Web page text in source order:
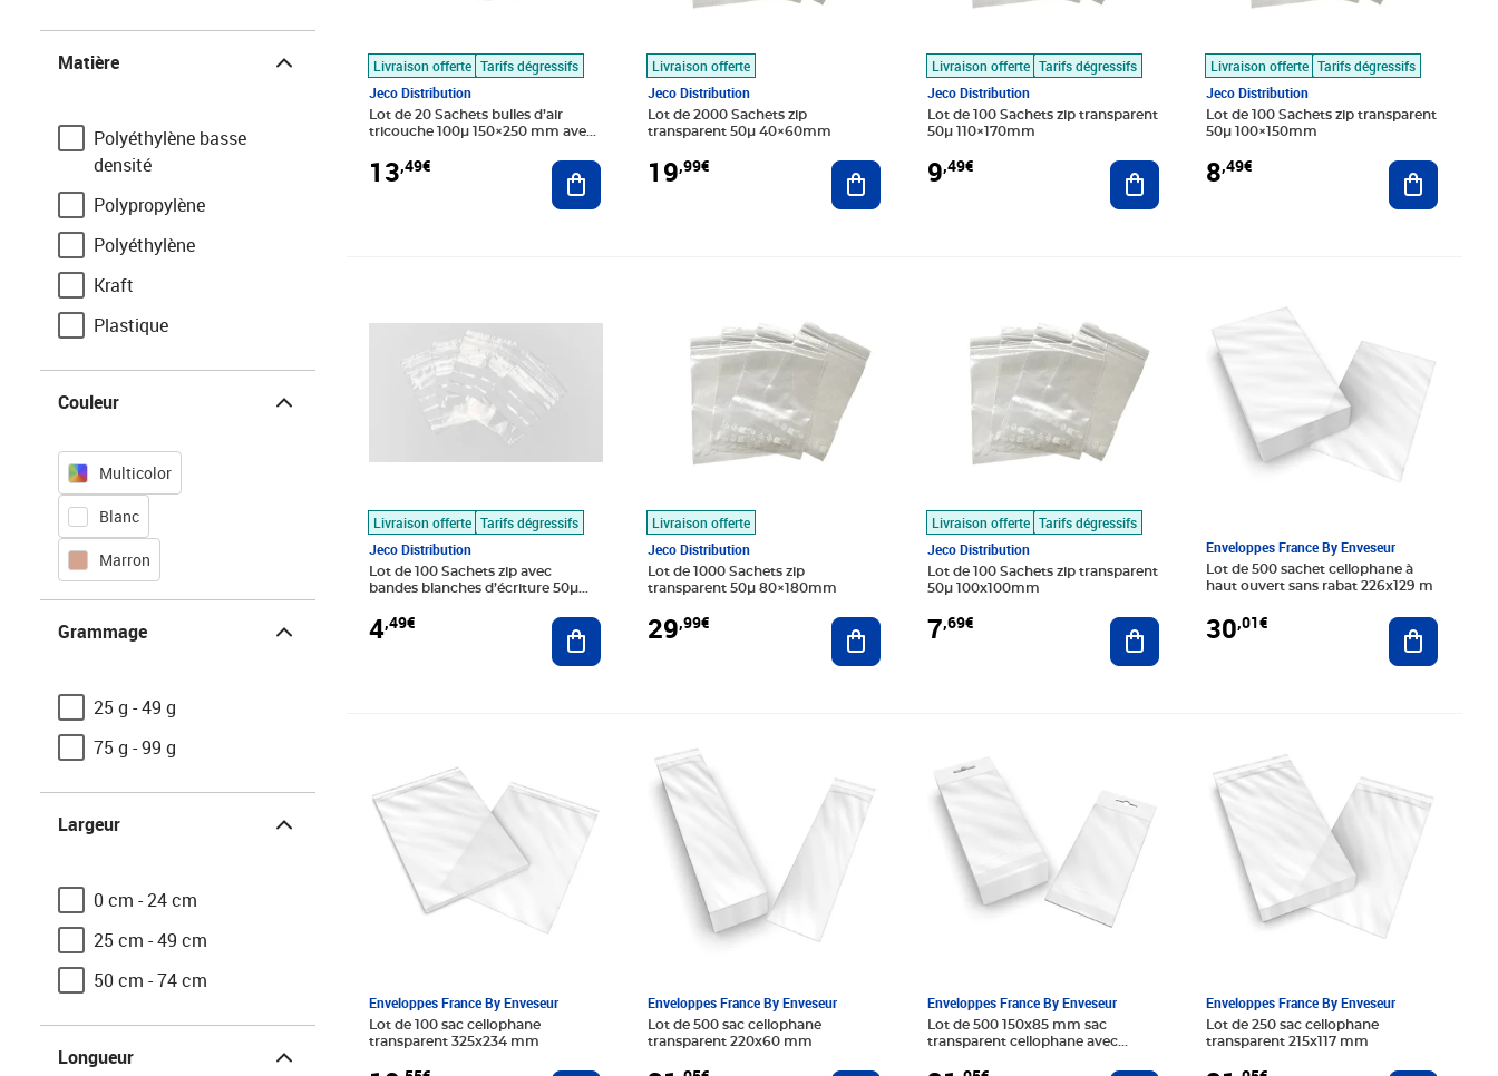
Matière
Polyéthylène basse
densité
Polypropylène
Polyéthylène
Kraft
Plastique
Couleur
Multicolor
Blanc
Marron
Grammage
25 g - 49 g
75 g - 99 g
Largeur
0 cm - 24 cm
25 cm - 49 cm
50 cm - 74 cm
Longueur
Livraison offerte Tarifs dégressifs
Jeco Distribution
Lot de 20 Sachets bulles d’air
tricouche 100µ 150×250 mm avec
13,49€ Ajouter au panier
Livraison offerte
Jeco Distribution
Lot de 2000 Sachets zip
transparent 50µ 40×60mm
19,99€ Ajouter au panier
Livraison offerte Tarifs dégressifs
Jeco Distribution
Lot de 100 Sachets zip transparent
50µ 110×170mm
9,49€ Ajouter au panier
Livraison offerte Tarifs dégressifs
Jeco Distribution
Lot de 100 Sachets zip transparent
50µ 100×150mm
8,49€ Ajouter
Livraison offerte Tarifs dégressifs
Jeco Distribution
Lot de 100 Sachets zip avec
bandes blanches d’écriture 50µ
4,49€ Ajouter au panier
Livraison offerte
Jeco Distribution
Lot de 1000 Sachets zip
transparent 50µ 80×180mm
29,99€ Ajouter au panier
Livraison offerte Tarifs dégressifs
Jeco Distribution
Lot de 100 Sachets zip transparent
50µ 100x100mm
7,69€ Ajouter au panier
Enveloppes France By Enveseur
Lot de 500 sachet cellophane à
haut ouvert sans rabat 226x129 m
30,01€ Ajouter
Enveloppes France By Enveseur
Lot de 100 sac cellophane
transparent 325x234 mm
Enveloppes France By Enveseur
Lot de 500 sac cellophane
transparent 220x60 mm
Prix 31,05€
Enveloppes France By Enveseur
Lot de 500 150x85 mm sac
transparent cellophane avec
Enveloppes France By Enveseur
Lot de 250 sac cellophane
transparent 215x117 mm